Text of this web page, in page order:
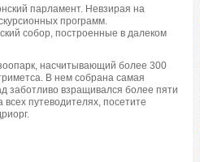
парламент. Невзирая на
программ.
собор, построенные в далеком
насчитывающий более 300
В нем собрана самая
заботливо взращивался более пяти
путеводителях, посетите